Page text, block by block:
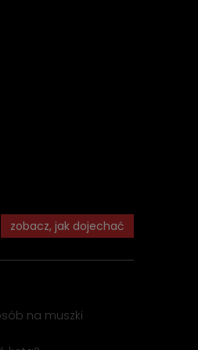
zobacz, jak dojechać
na muszki